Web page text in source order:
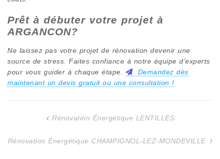
Prêt à débuter votre projet à
ARGANCON?
Ne laissez pas votre projet de rénovation devenir une
source de stress. Faites confiance à notre équipe d’experts
pour vous guider à chaque étape.
Demandez dès
maintenant un devis gratuit ou une consultation !
de
Rénovation Énergétique LENTILLES
Rénovation Énergétique CHAMPIGNOL-LEZ-MONDEVILLE